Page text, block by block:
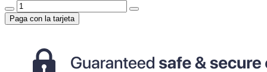
Paga con la tarjeta